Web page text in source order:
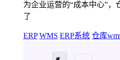
为企业运营的“成本中心”
了
ERP WMS ERP系统 仓库